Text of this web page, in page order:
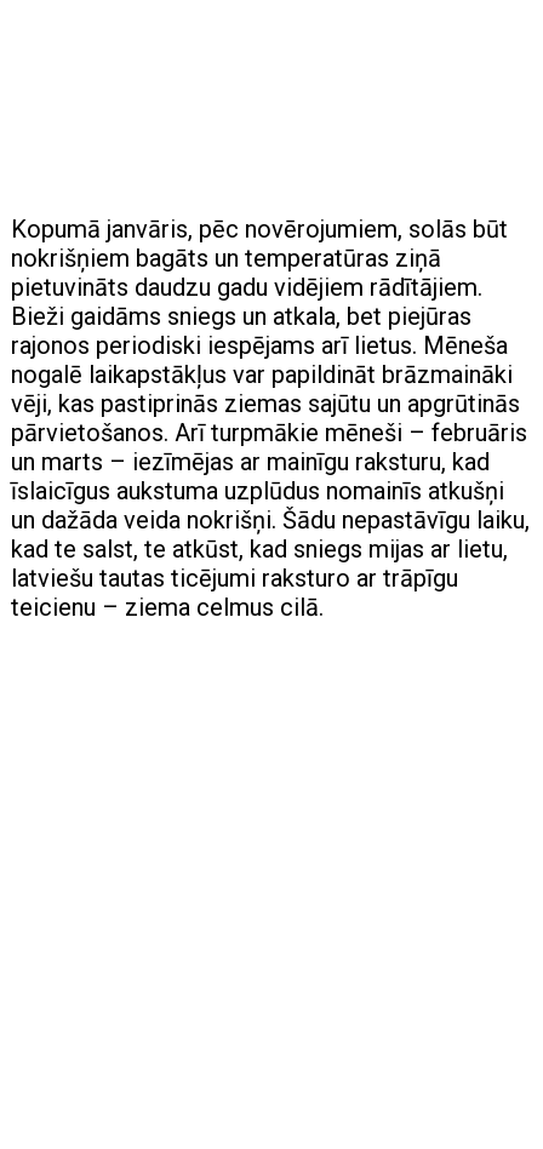
Kopumā janvāris, pēc novērojumiem, solās būt
nokrišņiem bagāts un temperatūras ziņā
pietuvināts daudzu gadu vidējiem rādītājiem.
Bieži gaidāms sniegs un atkala, bet piejūras
rajonos periodiski iespējams arī lietus. Mēneša
nogalē laikapstākļus var papildināt brāzmaināki
vēji, kas pastiprinās ziemas sajūtu un apgrūtinās
pārvietošanos. Arī turpmākie mēneši – februāris
un marts – iezīmējas ar mainīgu raksturu, kad
īslaicīgus aukstuma uzplūdus nomainīs atkušņi
un dažāda veida nokrišņi. Šādu nepastāvīgu laiku,
kad te salst, te atkūst, kad sniegs mijas ar lietu,
latviešu tautas ticējumi raksturo ar trāpīgu
teicienu – ziema celmus cilā.